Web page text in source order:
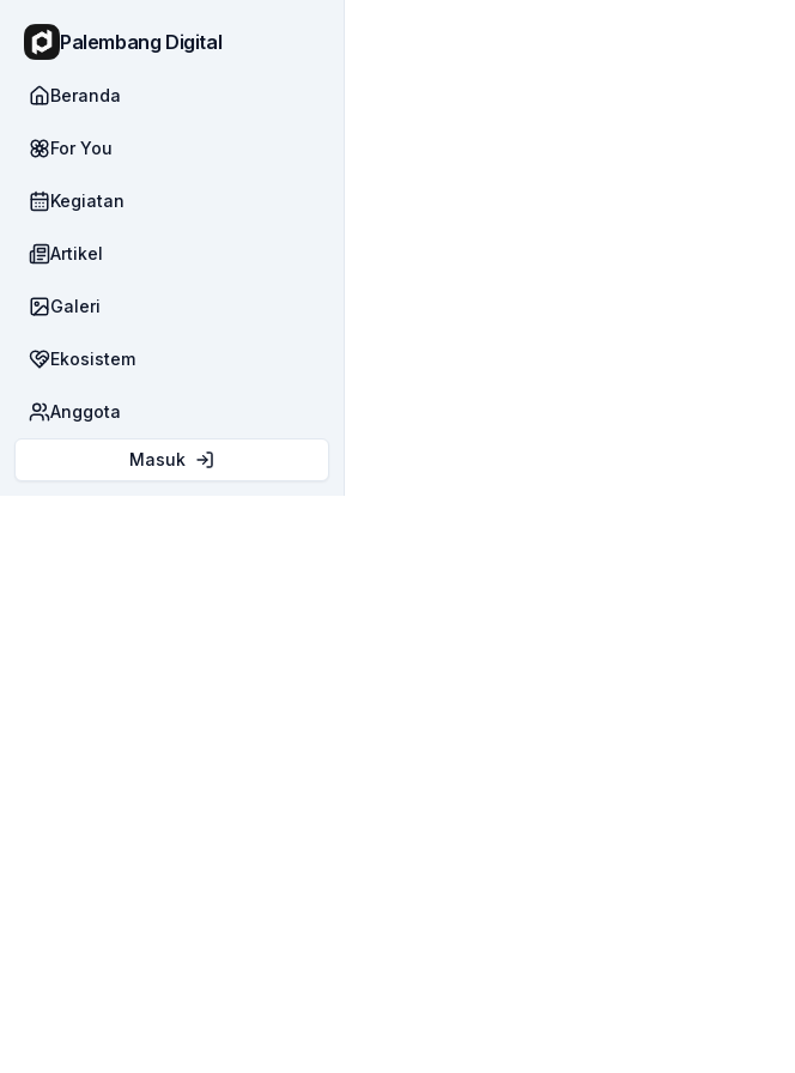
Palembang Digital
Beranda
For You
Kegiatan
Artikel
Galeri
Ekosistem
Anggota
Masuk